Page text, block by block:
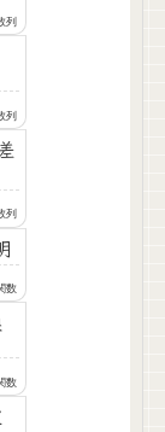
列
列
列
数
数